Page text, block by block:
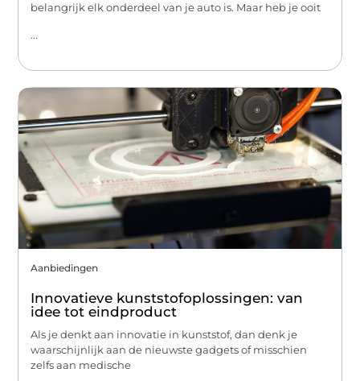
belangrijk elk onderdeel van je auto is. Maar heb je ooit
...
Aanbiedingen
Innovatieve kunststofoplossingen: van
idee tot eindproduct
Als je denkt aan innovatie in kunststof, dan denk je
waarschijnlijk aan de nieuwste gadgets of misschien
zelfs aan medische